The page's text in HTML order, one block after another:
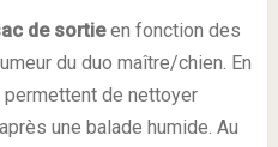
de sortieen fonction des
du duo maître/chien. En
de nettoyer
une balade humide. Au